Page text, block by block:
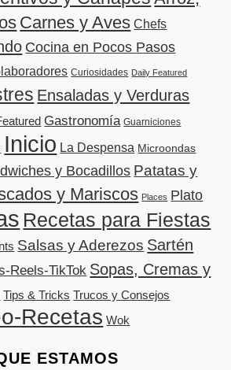
Carnes y Aves Chefs
Cocina en Pocos Pasos
Curiosidades Daily Featured
Ensaladas y Verduras
Gastronomía Guarniciones
Inicio La Despensa Microondas
y Bocadillos Patatas y
y Mariscos Places Plato
Recetas para Fiestas
Salsas y Aderezos Sartén
Reels-TikTok Sopas, Cremas y
Tips & Tricks Trucos y Consejos
Recetas Wok
ESTAMOS